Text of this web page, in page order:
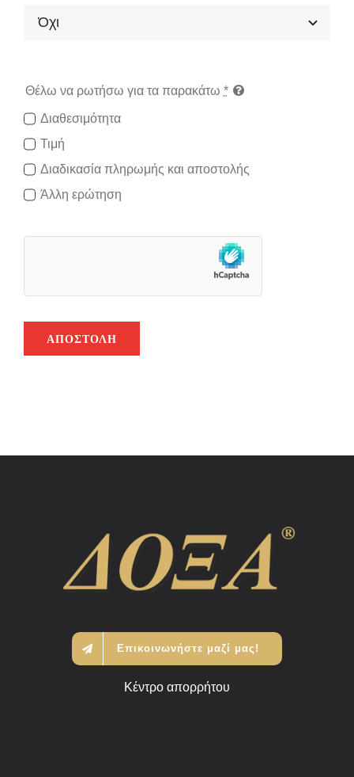
Θέλω να ρωτήσω για τα παρακάτω *
Διαθεσιμότητα
Τιμή
Διαδικασία πληρωμής και αποστολής
Άλλη ερώτηση
ΑΠΟΣΤΟΛΉ
Επικοινωνήστε μαζί μας!
Κέντρο απορρήτου